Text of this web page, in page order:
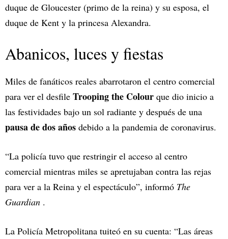
duque de Gloucester (primo de la reina) y su esposa, el
duque de Kent y la princesa Alexandra.
Abanicos, luces y fiestas
Miles de fanáticos reales abarrotaron el centro comercial
para ver el desfile Trooping the Colour que dio inicio a
las festividades bajo un sol radiante y después de una
pausa de dos años debido a la pandemia de coronavirus.
“La policía tuvo que restringir el acceso al centro
comercial mientras miles se apretujaban contra las rejas
para ver a la Reina y el espectáculo”, informó The
Guardian .
La Policía Metropolitana tuiteó en su cuenta: “Las áreas